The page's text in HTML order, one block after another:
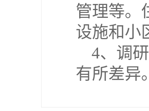
管理等。
设施和小
4、调
可能有